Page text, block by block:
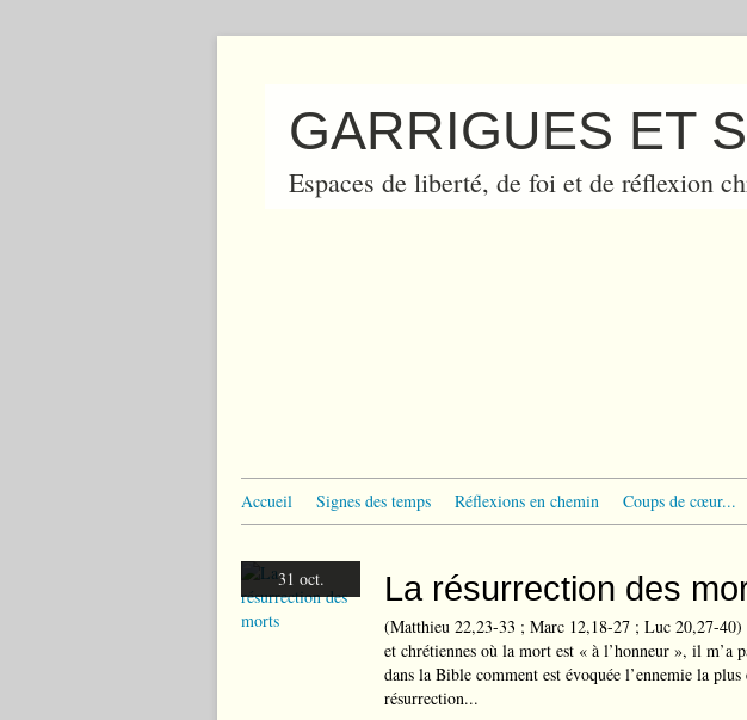
GARRIGUES ET
Espaces de liberté, de foi et de réflexion
Accueil Signes des temps Réflexions en chemin Coups de cœur...
31 oct. La résurrection des
(Matthieu 22,23-33 ; Marc 12,18-27 ; Luc 20,27-40)
et chrétiennes où la mort est « à l’honneur », il m’a
dans la Bible comment est évoquée l’ennemie la
résurrection...